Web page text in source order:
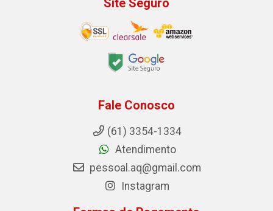
Site Seguro
Fale Conosco
(61) 3354-1334
Atendimento
pessoal.aq@gmail.com
Instagram